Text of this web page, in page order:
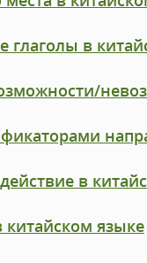
глаголы в
в
языке